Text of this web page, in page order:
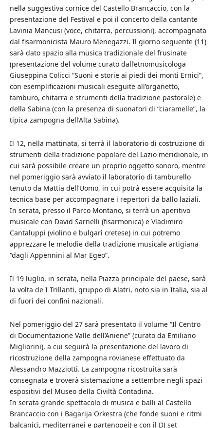
nella suggestiva cornice del Castello Brancaccio, con la
presentazione del Festival e poi il concerto della cantante
Lavinia Mancusi (voce, chitarra, percussioni), accompagnata
dal fisarmonicista Mauro Menegazzi. Il giorno seguente (11)
sarà dato spazio alla musica tradizionale del frusinate
(presentazione del volume curato dall’etnomusicologa
Giuseppina Colicci “Suoni e storie ai piedi dei monti Ernici”,
con esemplificazioni musicali eseguite all’organetto,
tamburo, chitarra e strumenti della tradizione pastorale) e
della Sabina (con la presenza di suonatori di “ciaramelle”, la
tipica zampogna dell’Alta Sabina).
Il 12, nella mattinata, si terrà il laboratorio di costruzione di
strumenti della tradizione popolare del Lazio meridionale, in
cui sarà possibile creare un proprio oggetto sonoro, mentre
nel pomeriggio sarà avviato il laboratorio di tamburello
tenuto da Mattia dell’Uomo, in cui potrà essere acquisita la
tecnica base per accompagnare i repertori da ballo laziali.
In serata, presso il Parco Montano, si terrà un aperitivo
musicale con David Sarnelli (fisarmonica) e Vladimiro
Cantaluppi (violino e bulgarì cretese) in cui potremo
apprezzare le melodie della tradizione musicale artigiana
“dagli Appennini al Mar Egeo”.
Il 19 luglio, in serata, nella Piazza principale del paese, sarà
la volta de I Trillanti, gruppo di Alatri, noto sia in Italia, sia al
di fuori dei confini nazionali.
Nel pomeriggio del 27 sarà presentato il volume “Il Centro
di Documentazione Valle dell’Aniene” (curato da Emiliano
Migliorini), a cui seguirà la presentazione del lavoro di
ricostruzione della zampogna rovianese effettuato da
Alessandro Mazziotti. La zampogna ricostruita sarà
consegnata e troverà sistemazione a settembre negli spazi
espositivi del Museo della Civiltà Contadina.
In serata grande spettacolo di musica e balli al Castello
Brancaccio con i Bagarija Orkestra (che fonde suoni e ritmi
balcanici, mediterranei e partenopei) e con il DJ set